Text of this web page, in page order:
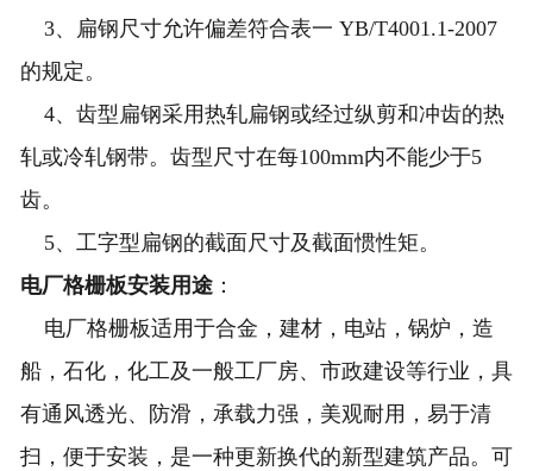
3、扁钢尺寸允许偏差符合表一 YB/T4001.1-2007
的规定。
4、齿型扁钢采用热轧扁钢或经过纵剪和冲齿的热
轧或冷轧钢带。齿型尺寸在每100mm内不能少于5
齿。
5、工字型扁钢的截面尺寸及截面惯性矩。
电厂格栅板安装用途：
电厂格栅板适用于合金，建材，电站，锅炉，造
船，石化，化工及一般工厂房、市政建设等行业，具
有通风透光、防滑，承载力强，美观耐用，易于清
扫，便于安装，是一种更新换代的新型建筑产品。可